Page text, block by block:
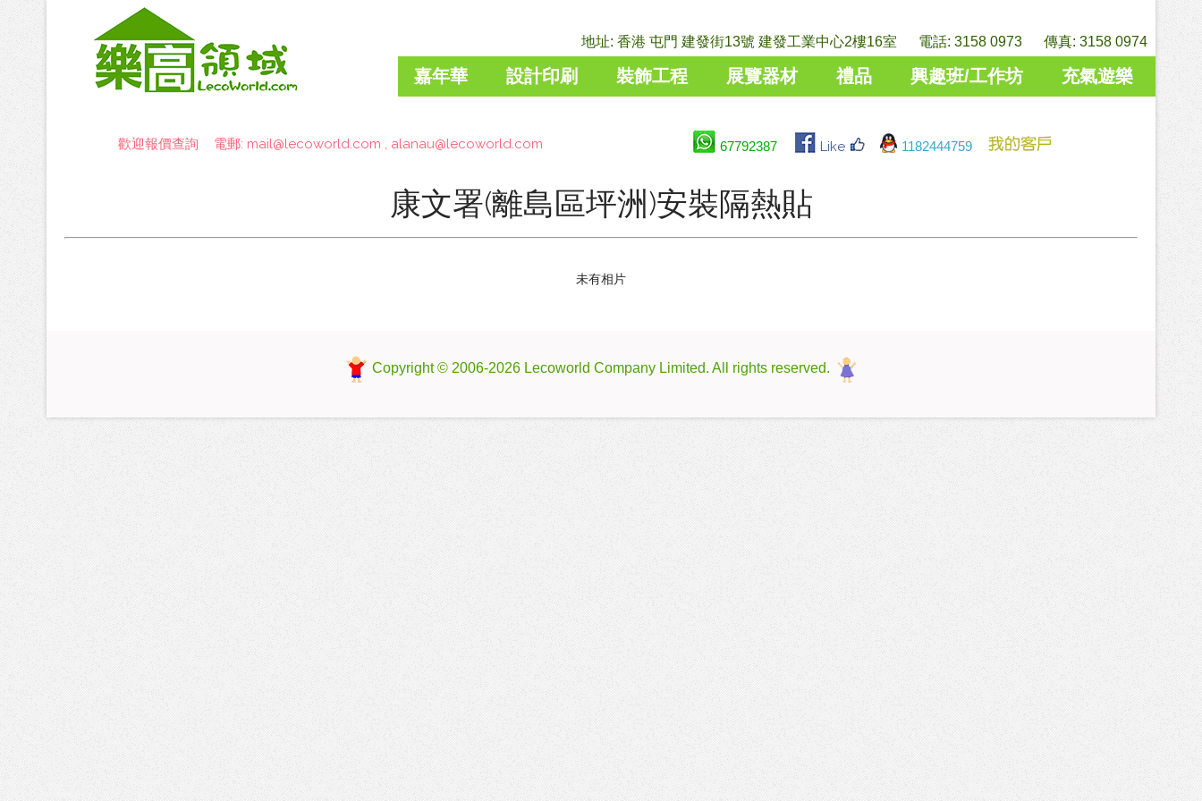
地址: 香港 屯門 建發街13號 建發工業中心2樓16室 電話: 3158 0973 傳真: 3158 0974
嘉年華 設計印刷 裝飾工程 展覽器材 禮品 興趣班/工作坊 充氣遊樂
歡迎報價查詢 電郵: mail@lecoworld.com , alanau@lecoworld.com 67792387 Like 1182444759
康文署(離島區坪洲)安裝隔熱貼
未有相片
Copyright © 2006-2026 Lecoworld Company Limited. All rights reserved.